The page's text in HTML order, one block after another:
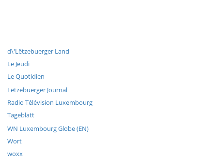
d\'Lëtzebuerger Land
Le Jeudi
Le Quotidien
Lëtzebuerger Journal
Radio Télévision Luxembourg
Tageblatt
WN Luxembourg Globe (EN)
Wort
woxx